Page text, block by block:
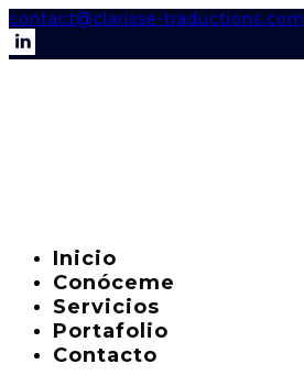
contact@clarisse-traductions.com
Inicio
Conóceme
Servicios
Portafolio
Contacto